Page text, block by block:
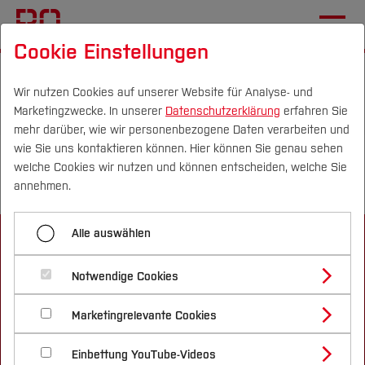
Campus Personen DE|EN Quicklinks
Studium
Studienangebote
Bachelorstudiengänge
Masterstudiengänge
Vor dem Studium
Bewerben & Einschreiben
Bewerbungsportal
Im Studium
Studienbüros und Prüfungen
Nach dem Studium
Forschung & Transfer
Profil
Forschungs- und Transferprofil
Schwerpunkte (FuT)
Beratung & Förderung
Nachhaltigkeit
Nachhaltigkeit studieren
International
Veranstaltungen und Netzwerke
Anmeldung PATh
Vielen Dank für Ihre Anmeldung
Informationen
Cookie Einstellungen
Wir nutzen Cookies auf unserer Website für Analyse- und
Marketingzwecke. In unserer Datenschutzerklärung erfahren Sie
mehr darüber, wie wir personenbezogene Daten verarbeiten und
wie Sie uns kontaktieren können. Hier können Sie genau sehen
welche Cookies wir nutzen und können entscheiden, welche Sie
annehmen.
Alle auswählen
Notwendige Cookies
Marketingrelevante Cookies
Einbettung YouTube-Videos